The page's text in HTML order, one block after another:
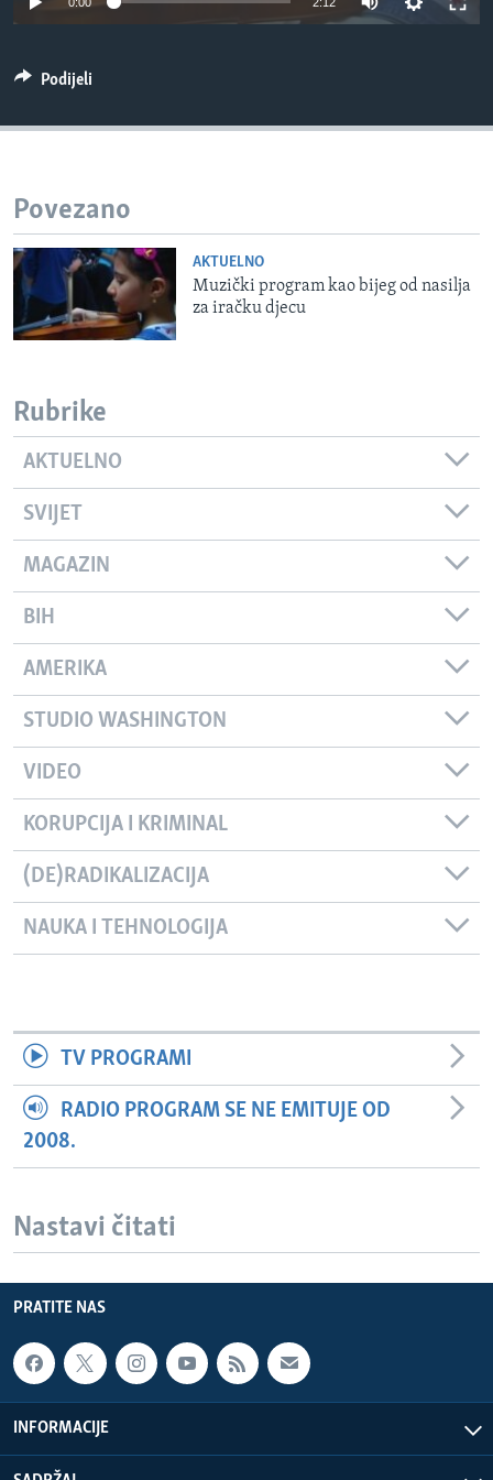
MAGAZIN
Jezici
Podijeli
Povezano
AKTUELNO
Muzički program kao bijeg od nasilja
za iračku djecu
Rubrike
AKTUELNO
SVIJET
MAGAZIN
BIH
AMERIKA
STUDIO WASHINGTON
VIDEO
KORUPCIJA I KRIMINAL
(DE)RADIKALIZACIJA
NAUKA I TEHNOLOGIJA
TV PROGRAMI
RADIO PROGRAM SE NE EMITUJE OD
2008.
Nastavi čitati
PRATITE NAS
INFORMACIJE